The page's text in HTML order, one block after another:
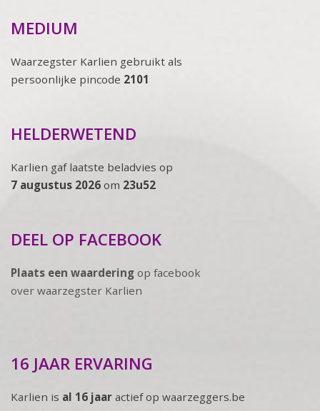
MEDIUM
Waarzegster Karlien gebruikt als
persoonlijke pincode 2101
HELDERWETEND
Karlien gaf laatste beladvies op
7 augustus 2026 om 23u52
DEEL OP FACEBOOK
Plaats een waardering op facebook
over waarzegster Karlien
16 JAAR ERVARING
Karlien is al 16 jaar actief op waarzeggers.be